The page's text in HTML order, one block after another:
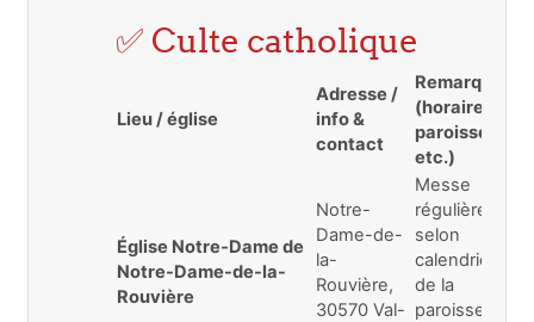
✅ Culte catholique
Lieu / église
Adresse /
info &
contact
Remarques
(horaires,
paroisse,
etc.)
Église Notre‑Dame de
Notre-Dame-de-la-
Rouvière
Notre-
Dame-de-
la-
Rouvière,
30570 Val-
Messe
régulière
selon
calendrier
de la
paroisse